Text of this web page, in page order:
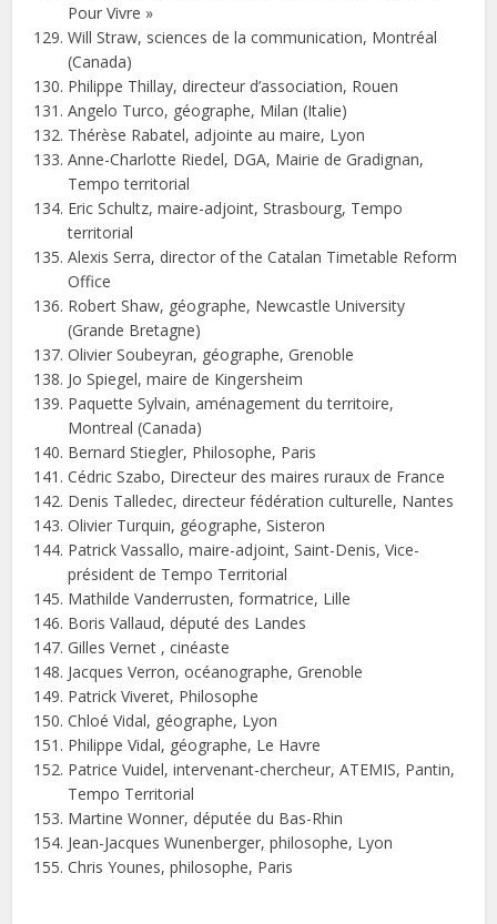
Pour Vivre »
Will Straw, sciences de la communication, Montréal
(Canada)
Philippe Thillay, directeur d’association, Rouen
Angelo Turco, géographe, Milan (Italie)
Thérèse Rabatel, adjointe au maire, Lyon
Anne-Charlotte Riedel, DGA, Mairie de Gradignan,
Tempo territorial
Eric Schultz, maire-adjoint, Strasbourg, Tempo
territorial
Alexis Serra, director of the Catalan Timetable Reform
Office
Robert Shaw, géographe, Newcastle University
(Grande Bretagne)
Olivier Soubeyran, géographe, Grenoble
Jo Spiegel, maire de Kingersheim
Paquette Sylvain, aménagement du territoire,
Montreal (Canada)
Bernard Stiegler, Philosophe, Paris
Cédric Szabo, Directeur des maires ruraux de France
Denis Talledec, directeur fédération culturelle, Nantes
Olivier Turquin, géographe, Sisteron
Patrick Vassallo, maire-adjoint, Saint-Denis, Vice-
président de Tempo Territorial
Mathilde Vanderrusten, formatrice, Lille
Boris Vallaud, député des Landes
Gilles Vernet , cinéaste
Jacques Verron, océanographe, Grenoble
Patrick Viveret, Philosophe
Chloé Vidal, géographe, Lyon
Philippe Vidal, géographe, Le Havre
Patrice Vuidel, intervenant-chercheur, ATEMIS, Pantin,
Tempo Territorial
Martine Wonner, députée du Bas-Rhin
Jean-Jacques Wunenberger, philosophe, Lyon
Chris Younes, philosophe, Paris